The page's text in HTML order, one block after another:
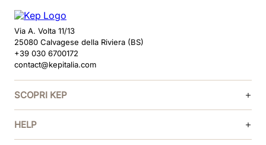
Via A. Volta 11/13
25080 Calvagese della Riviera (BS)
+39 030 6700172
contact@kepitalia.com
SCOPRI KEP
HELP